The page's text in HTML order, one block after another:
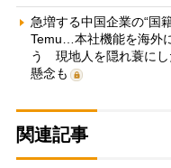
急増する中国企業の“国
Temu…本社機能を海外
う 現地人を隠れ蓑にし
懸念も
関連記事